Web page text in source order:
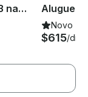
Aluguer de veleiros Oceanis 323 na Itália
Novo
$615/dia